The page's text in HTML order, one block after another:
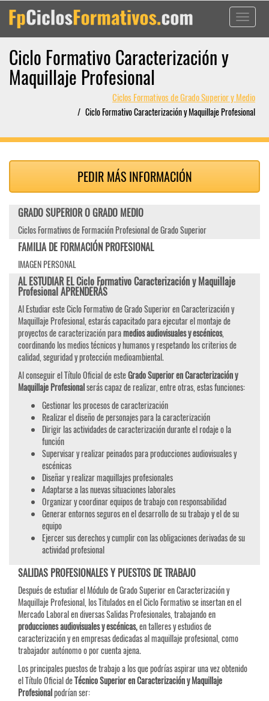
Toggle
Ciclo Formativo Caracterización y
Maquillaje Profesional
Ciclos Formativos de Grado Superior y Medio
Ciclo Formativo Caracterización y Maquillaje Profesional
PEDIR MÁS INFORMACIÓN
GRADO SUPERIOR O GRADO MEDIO
Ciclos Formativos de Formación Profesional de Grado Superior
FAMILIA DE FORMACIÓN PROFESIONAL
IMAGEN PERSONAL
AL ESTUDIAR EL Ciclo Formativo Caracterización y Maquillaje
Profesional APRENDERÁS
Al Estudiar este Ciclo Formativo de Grado Superior en Caracterización y
Maquillaje Profesional, estarás capacitado para ejecutar el montaje de
proyectos de caracterización paramedios audiovisuales y escénicos,
coordinando los medios técnicos y humanos y respetando los criterios de
calidad, seguridad y protección medioambiental.
Al conseguir el Título Oficial de esteGrado Superior en Caracterización y
Maquillaje Profesionalserás capaz de realizar, entre otras, estas funciones:
Gestionar los procesos de caracterización
Realizar el diseño de personajes para la caracterización
Dirigir las actividades de caracterización durante el rodaje o la
función
Supervisar y realizar peinados para producciones audiovisuales y
escénicas
Diseñar y realizar maquillajes profesionales
Adaptarse a las nuevas situaciones laborales
Organizar y coordinar equipos de trabajo con responsabilidad
Generar entornos seguros en el desarrollo de su trabajo y el de su
equipo
Ejercer sus derechos y cumplir con las obligaciones derivadas de su
actividad profesional
SALIDAS PROFESIONALES Y PUESTOS DE TRABAJO
Después de estudiar el Módulo de Grado Superior en Caracterización y
Maquillaje Profesional, los Titulados en el Ciclo Formativo se insertan en el
Mercado Laboral en diversas Salidas Profesionales, trabajando en
producciones audiovisuales y escénicas,en talleres y estudios de
caracterización y en empresas dedicadas al maquillaje profesional, como
trabajador autónomo o por cuenta ajena.
Los principales puestos de trabajo a los que podrías aspirar una vez obtenido
el Título Oficial deTécnico Superior en Caracterización y Maquillaje
Profesionalpodrían ser: